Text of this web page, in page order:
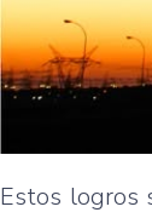
Estos logros